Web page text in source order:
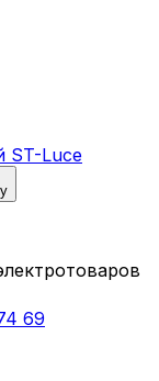
ST-Luce
69